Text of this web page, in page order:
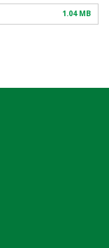
1.04 MB